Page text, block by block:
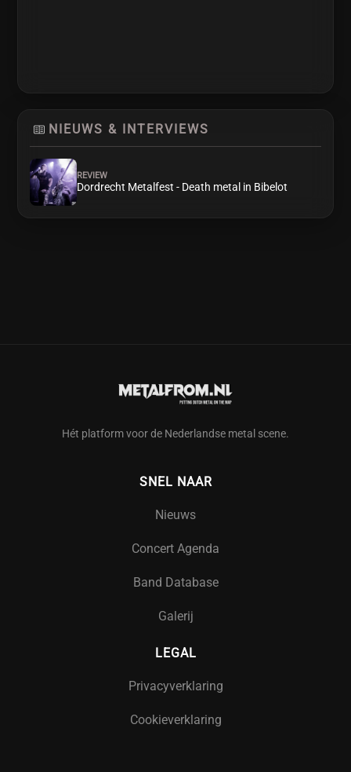
NIEUWS & INTERVIEWS
REVIEW
Dordrecht Metalfest - Death metal in Bibelot
Hét platform voor de Nederlandse metal scene.
SNEL NAAR
Nieuws
Concert Agenda
Band Database
Galerij
LEGAL
Privacyverklaring
Cookieverklaring